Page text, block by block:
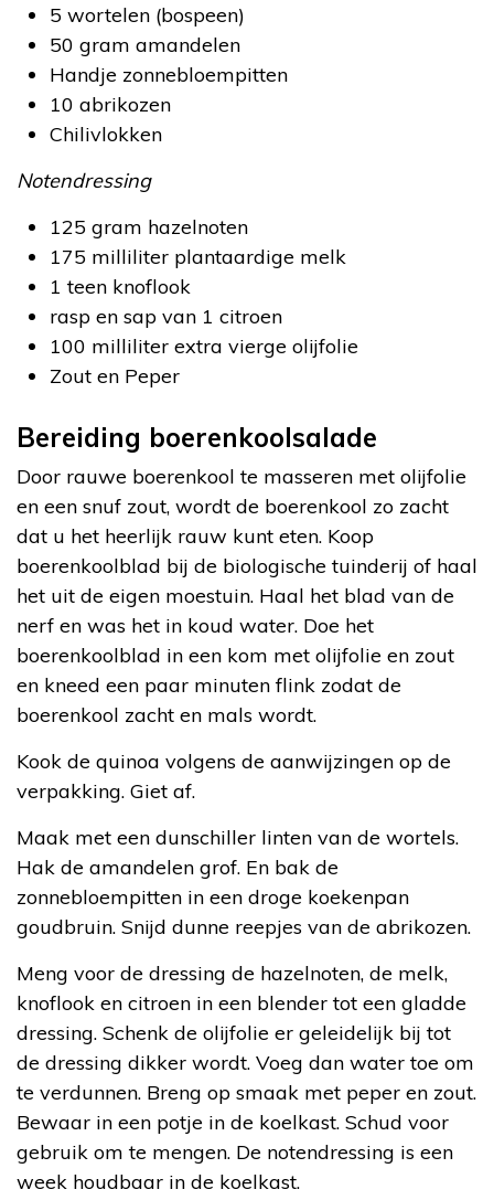
5 wortelen (bospeen)
50 gram amandelen
Handje zonnebloempitten
10 abrikozen
Chilivlokken
Notendressing
125 gram hazelnoten
175 milliliter plantaardige melk
1 teen knoflook
rasp en sap van 1 citroen
100 milliliter extra vierge olijfolie
Zout en Peper
Bereiding boerenkoolsalade
Door rauwe boerenkool te masseren met olijfolie
en een snuf zout, wordt de boerenkool zo zacht
dat u het heerlijk rauw kunt eten. Koop
boerenkoolblad bij de biologische tuinderij of haal
het uit de eigen moestuin. Haal het blad van de
nerf en was het in koud water. Doe het
boerenkoolblad in een kom met olijfolie en zout
en kneed een paar minuten flink zodat de
boerenkool zacht en mals wordt.
Kook de quinoa volgens de aanwijzingen op de
verpakking. Giet af.
Maak met een dunschiller linten van de wortels.
Hak de amandelen grof. En bak de
zonnebloempitten in een droge koekenpan
goudbruin. Snijd dunne reepjes van de abrikozen.
Meng voor de dressing de hazelnoten, de melk,
knoflook en citroen in een blender tot een gladde
dressing. Schenk de olijfolie er geleidelijk bij tot
de dressing dikker wordt. Voeg dan water toe om
te verdunnen. Breng op smaak met peper en zout.
Bewaar in een potje in de koelkast. Schud voor
gebruik om te mengen. De notendressing is een
week houdbaar in de koelkast.